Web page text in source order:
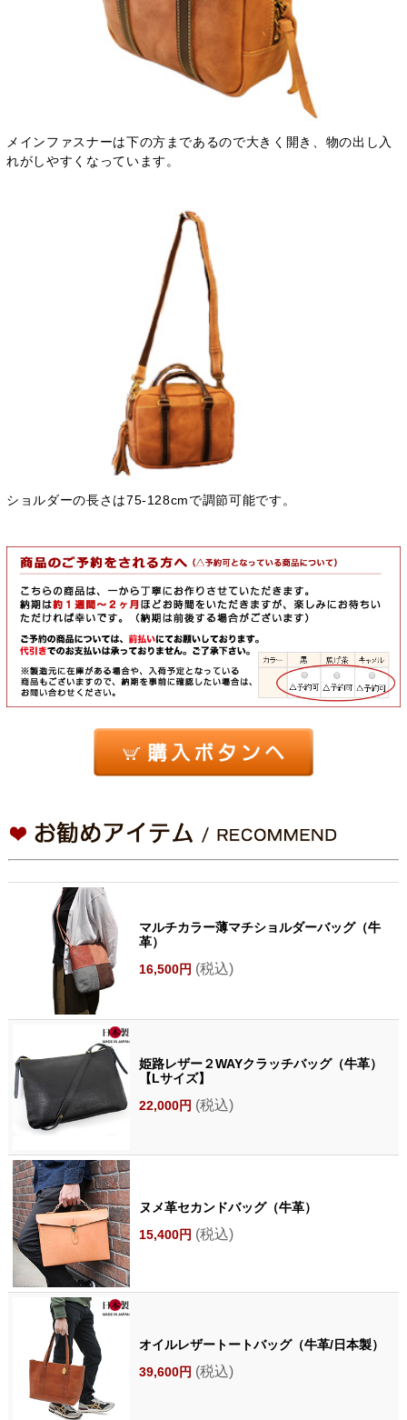
メインファスナーは下の方まであるので大きく開き、物の出し入
れがしやすくなっています。
ショルダーの長さは75-128cmで調節可能です。
マルチカラー薄マチショルダーバッグ（牛
革）
16,500円 (税込)
姫路レザー２WAYクラッチバッグ（牛革）
【Lサイズ】
22,000円 (税込)
ヌメ革セカンドバッグ（牛革）
15,400円 (税込)
オイルレザートートバッグ（牛革/日本製）
39,600円 (税込)